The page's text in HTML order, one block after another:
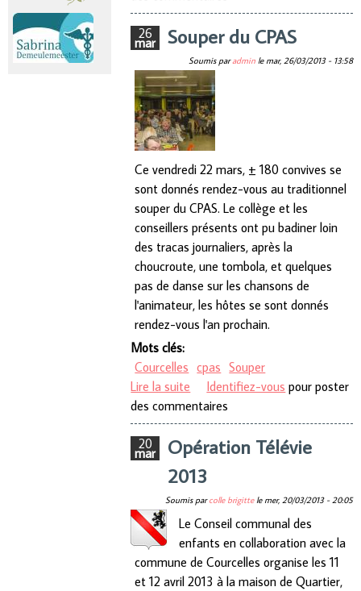
26
mar Souper du CPAS
Soumis paradmin le mar, 26/03/2013 - 13:58
Ce vendredi 22 mars, ± 180 convives se
sont donnés rendez-vous au traditionnel
souper du CPAS. Le collège et les
conseillers présents ont pu badiner loin
des tracas journaliers, après la
choucroute, une tombola, et quelques
pas de danse sur les chansons de
l'animateur, les hôtes se sont donnés
rendez-vous l'an prochain.
Mots clés:
Courcelles cpas Souper
Lire la suite de Souper du CPAS
Identifiez-vous pour poster
des commentaires
20
mar
Opération Télévie
2013
Soumis parcolle brigittele mer, 20/03/2013 - 20:05
Le Conseil communal des
enfants en collaboration avec la
commune de Courcelles organise les 11
et 12 avril 2013 à la maison de Quartier,